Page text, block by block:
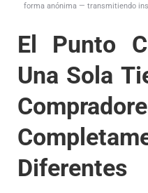
forma anónima — transmitiendo
El Punto
Una Sola
Diferentes